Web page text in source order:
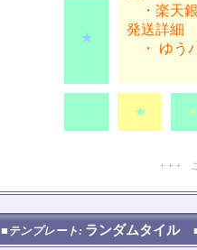
・楽天
発送詳細
・ ゆう
★
★ ★
+ + + こ
■テンプレート: ランダムタイル